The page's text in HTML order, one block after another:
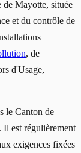
de Mayotte, située
et du contrôle de
, de
d'Usage,
le Canton de
Il est régulièrement
exigences fixées